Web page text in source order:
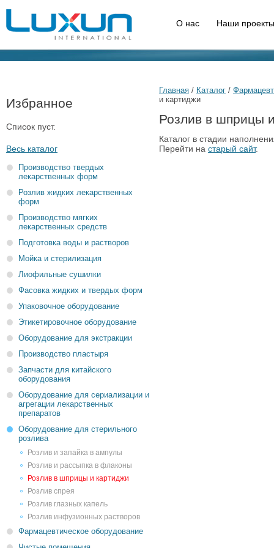
О нас Наши
Избранное
Список пуст.
Весь каталог
Производство твердых
лекарственных форм
Розлив жидких лекарственных
форм
Производство мягких
лекарственных средств
Подготовка воды и растворов
Мойка и стерилизация
Лиофильные сушилки
Фасовка жидких и твердых форм
Упаковочное оборудование
Этикетировочное оборудование
Оборудование для экстракции
Производство пластыря
Запчасти для китайского
оборудования
Оборудование для сериализации и
агрегации лекарственных
препаратов
Оборудование для стерильного
розлива
Розлив и запайка в ампулы
Розлив и рассыпка в флаконы
Розлив в шприцы и картиджи
Розлив спрея
Розлив глазных капель
Розлив инфузионных растворов
Фармацевтическое оборудование
Главная / Каталог /
и картиджи
Розлив в шприцы
Каталог в стадии
Перейти на старый сайт.